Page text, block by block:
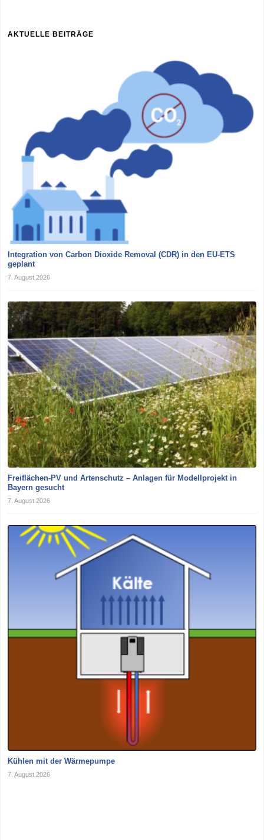
AKTUELLE BEITRÄGE
Integration von Carbon Dioxide Removal (CDR) in den EU-ETS
geplant
7. August 2026
Freiflächen-PV und Artenschutz – Anlagen für Modellprojekt in
Bayern gesucht
7. August 2026
Kühlen mit der Wärmepumpe
7. August 2026